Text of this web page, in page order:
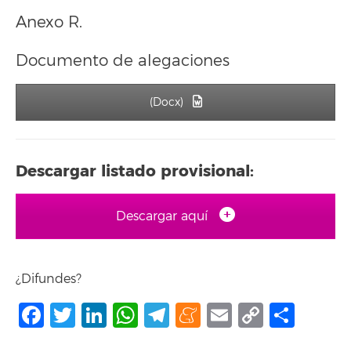
Anexo R.
Documento de alegaciones
(Docx)
Descargar listado provisional:
Descargar aquí
¿Difundes?
Facebook
Twitter
LinkedIn
WhatsApp
Telegram
Meneame
Email
Copy